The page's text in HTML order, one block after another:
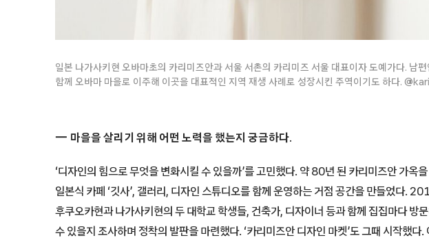
일본 나가사키현 오바마초의 카리미즈안과 서울 서촌의 카리미즈 서울 대표이자 도예가다. 남
함께 오바마 마을로 이주해 이곳을 대표적인 지역 재생 사례로 성장시킨 주역이기도 하다.
마을을 살리기 위해 어떤 노력을 했는지 궁금하다.
‘디자인의 힘으로 무엇을 변화시킬 수 있을까’를 고민했다. 약 80년 된 카리미즈안 가옥
일본식 카페 ‘깃사’, 갤러리, 디자인 스튜디오를 함께 운영하는 거점 공간을 만들었다.
후쿠오카현과 나가사키현의 두 대학교 학생들, 건축가, 디자이너 등과 함께 집집마다 방
수 있을지 조사하며 정착의 발판을 마련했다. ‘카리미즈안 디자인 마켓’도 그때 시작했다.